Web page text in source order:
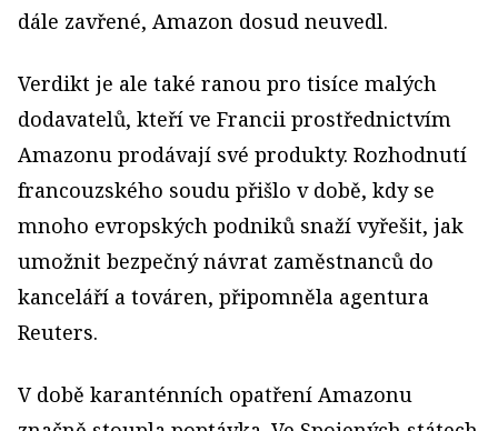
dále zavřené, Amazon dosud neuvedl.
Verdikt je ale také ranou pro tisíce malých
dodavatelů, kteří ve Francii prostřednictvím
Amazonu prodávají své produkty. Rozhodnutí
francouzského soudu přišlo v době, kdy se
mnoho evropských podniků snaží vyřešit, jak
umožnit bezpečný návrat zaměstnanců do
kanceláří a továren, připomněla agentura
Reuters.
V době karanténních opatření Amazonu